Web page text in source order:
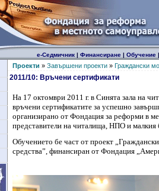
е-Седмичник| Финансиране| Обучение|
Проекти » Завършени проекти» Граждански
2011/10: Връчени сертификати
На 17 октомври 2011 г. в Синята зала на
връчени сертификатите за успешно
организирано от Фондация за реформи в
представители на читалища, НПО и малкия
Обучението бе част от проект
средства”, финансиран от Фондация